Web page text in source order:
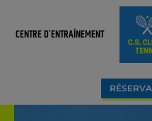
CENTRE D’ENTRAÎNEMENT